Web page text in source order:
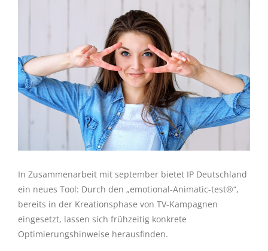
In Zusammenarbeit mit september bietet IP Deutschland
ein neues Tool: Durch den „emotional-Animatic-test®“,
bereits in der Kreationsphase von TV-Kampagnen
eingesetzt, lassen sich frühzeitig konkrete
Optimierungshinweise herausfinden.